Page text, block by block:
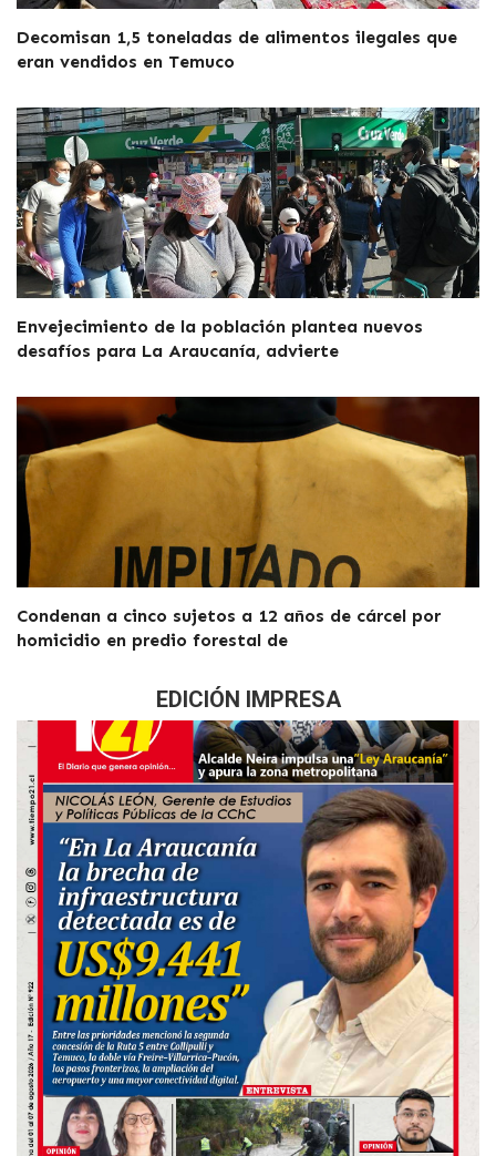
Decomisan 1,5 toneladas de alimentos ilegales que
eran vendidos en Temuco
Envejecimiento de la población plantea nuevos
desafíos para La Araucanía, advierte
Condenan a cinco sujetos a 12 años de cárcel por
homicidio en predio forestal de
EDICIÓN IMPRESA